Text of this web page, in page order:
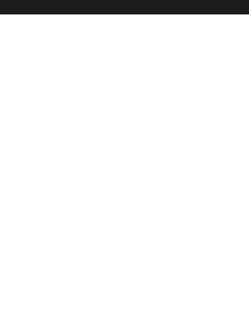
Button